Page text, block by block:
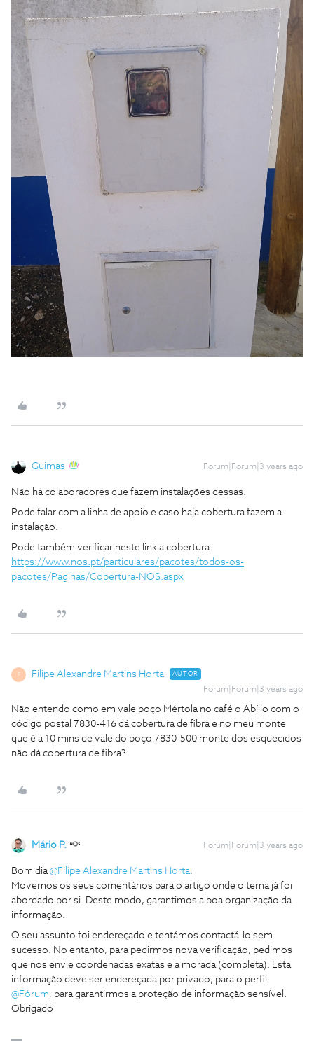
Guimas Forum|Forum|3 years ago
Não há colaboradores que fazem instalações dessas.
Pode falar com a linha de apoio e caso haja cobertura fazem a
instalação.
Pode também verificar neste link a cobertura:
https://www.nos.pt/particulares/pacotes/todos-os-
pacotes/Paginas/Cobertura-NOS.aspx
F Filipe Alexandre Martins Horta AUTOR
Forum|Forum|3 years ago
Não entendo como em vale poço Mértola no café o Abílio com o
código postal 7830-416 dá cobertura de fibra e no meu monte
que é a 10 mins de vale do poço 7830-500 monte dos esquecidos
não dá cobertura de fibra?
Mário P. Forum|Forum|3 years ago
Bom dia@Filipe Alexandre Martins Horta,
Movemos os seus comentários para o artigo onde o tema já foi
abordado por si. Deste modo, garantimos a boa organização da
informação.
O seu assunto foi endereçado e tentámos contactá-lo sem
sucesso. No entanto, para pedirmos nova verificação, pedimos
que nos envie coordenadas exatas e a morada (completa). Esta
informação deve ser endereçada por privado, para o perfil
@Fórum, para garantirmos a proteção de informação sensível.
Obrigado